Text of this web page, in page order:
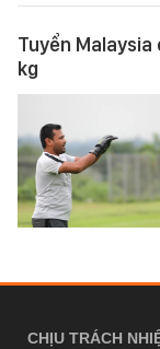
Tuyển
kg
CHỊU TRÁCH